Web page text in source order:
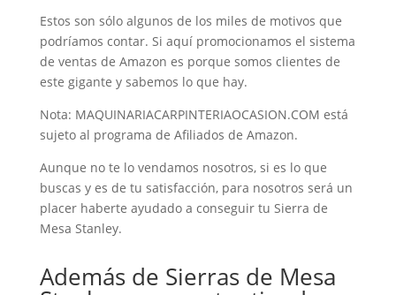
Estos son sólo algunos de los miles de motivos que
podríamos contar. Si aquí promocionamos el sistema
de ventas de Amazon es porque somos clientes de
este gigante y sabemos lo que hay.
Nota: MAQUINARIACARPINTERIAOCASION.COM está
sujeto al programa de Afiliados de Amazon.
Aunque no te lo vendamos nosotros, si es lo que
buscas y es de tu satisfacción, para nosotros será un
placer haberte ayudado a conseguir tu Sierra de
Mesa Stanley.
Además de Sierras de Mesa